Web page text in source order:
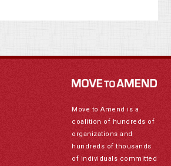
Move to Amend is a
coalition of hundreds of
organizations and
hundreds of thousands
of individuals committed